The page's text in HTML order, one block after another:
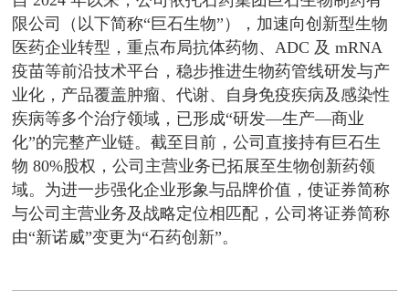
限公司（以下简称“巨石生物”），加速向创新型生物
医药企业转型，重点布局抗体药物、ADC 及 mRNA
疫苗等前沿技术平台，稳步推进生物药管线研发与产
业化，产品覆盖肿瘤、代谢、自身免疫疾病及感染性
疾病等多个治疗领域，已形成“研发—生产—商业
化”的完整产业链。截至目前，公司直接持有巨石生
物 80%股权，公司主营业务已拓展至生物创新药领
域。为进一步强化企业形象与品牌价值，使证券简称
与公司主营业务及战略定位相匹配，公司将证券简称
由“新诺威”变更为“石药创新”。